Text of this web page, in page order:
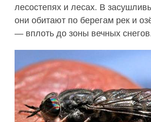
лесостепях и лесах. В
они обитают по берегам рек и
— вплоть до зоны вечных